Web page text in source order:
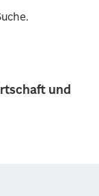
und